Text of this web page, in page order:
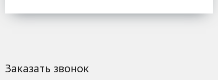
Заказать звонок